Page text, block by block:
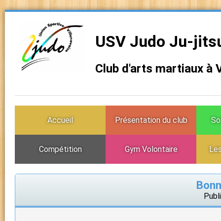
USV Judo Ju-
Club d'arts martiaux à
Accueil Présentation du club
Compétition Gym Volontaire